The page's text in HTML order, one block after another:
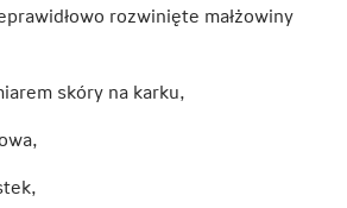
rozwinięte małżowiny
skóry na karku,